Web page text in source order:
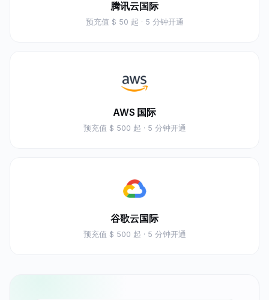
腾讯云国际
预充值 $ 50 起 · 5 分钟开通
AWS 国际
预充值 $ 500 起 · 5 分钟开通
谷歌云国际
预充值 $ 500 起 · 5 分钟开通